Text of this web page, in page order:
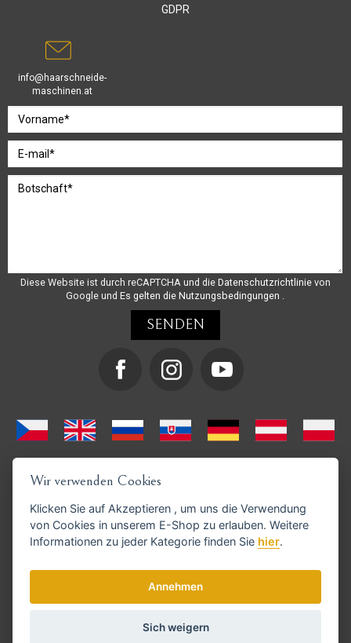
GDPR
info@haarschneide-
maschinen.at
Diese Website ist durch reCAPTCHA und die Datenschutzrichtlinie von
Google und Es gelten die Nutzungsbedingungen .
GoPay-Zahlungen möglich
Wir verwenden Cookies
Klicken Sie auf Akzeptieren , um uns die Verwendung
von Cookies in unserem E-Shop zu erlauben. Weitere
Informationen zu jeder Kategorie finden Sie hier.
Annehmen
Sich weigern